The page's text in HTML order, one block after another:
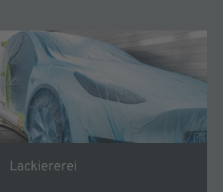
Lackiererei